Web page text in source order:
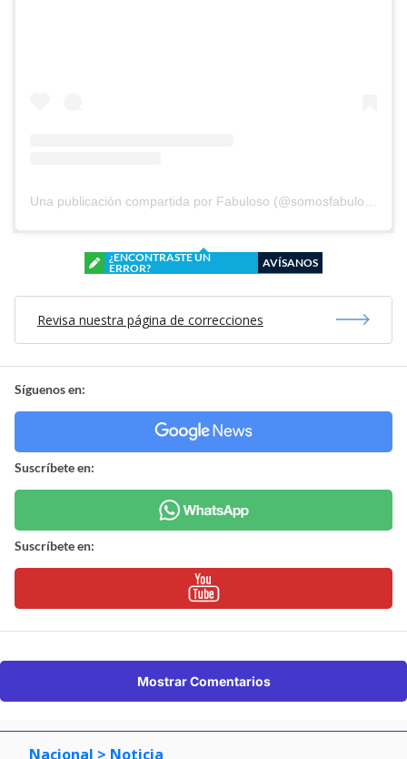
¿ENCONTRASTE UN
ERROR?
AVÍSANOS
Revisa nuestra página de correcciones
Síguenos en:
Suscríbete en:
Suscríbete en:
Mostrar Comentarios
Nacional > Noticia